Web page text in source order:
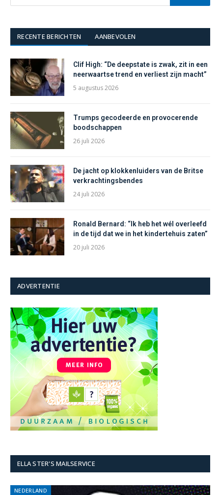
RECENTE BERICHTEN AANBEVOLEN
Clif High: “De deepstate is zwak, zit in een
neerwaartse trend en verliest zijn macht”
5 augustus 2026
Trumps gecodeerde en provocerende
boodschappen
26 juli 2026
De jacht op klokkenluiders van de Britse
verkrachtingsbendes
24 juli 2026
Ronald Bernard: “Ik heb het wél overleefd
in de tijd dat we in het kindertehuis zaten”
20 juli 2026
ADVERTENTIE
ELLA STER'S MAILSERVICE
NEDERLAND